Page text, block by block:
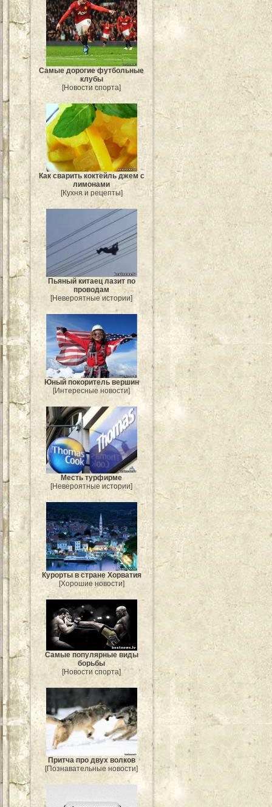
Самые дорогие футбольные
клубы
[Новости спорта]
Как сварить коктейль джем с
лимонами
[Кухня и рецепты]
Пьяный китаец лазит по
проводам
[Невероятные истории]
Юный покоритель вершин
[Интересные новости]
Месть турфирме
[Невероятные истории]
Курорты в стране Хорватия
[Хорошие новости]
Самые популярные виды
борьбы
[Новости спорта]
Притча про двух волков
[Познавательные новости]